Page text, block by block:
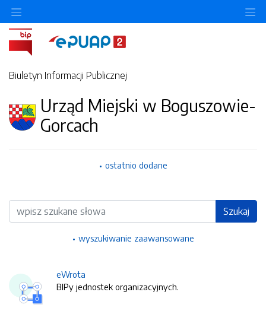
Biuletyn Informacji Publicznej
Urząd Miejski w Boguszowie-
Gorcach
ostatnio dodane
Wyszukiwarka Szukaj
wyszukiwanie zaawansowane
eWrota
BIPy jednostek organizacyjnych.